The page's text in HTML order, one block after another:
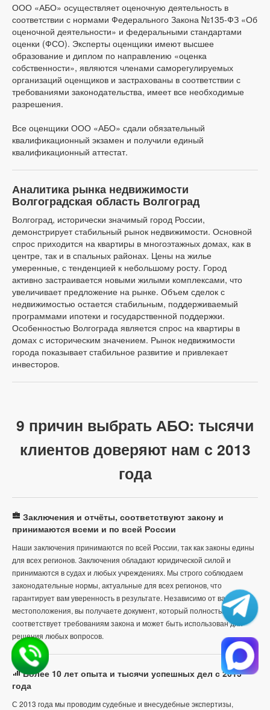
ООО «АБО» осуществляет оценочную деятельность в
соответствии с нормами Федерального Закона №135-ФЗ «Об
оценочной деятельности» и федеральными стандартами
оценки (ФСО). Эксперты оценщики имеют высшее
образование и диплом по направлению «оценка
собственности», являются членами саморегулируемых
организаций оценщиков и застрахованы в соответствии с
требованиями законодательства, имеет все необходимые
разрешения.
Все оценщики ООО «АБО» сдали обязательный
квалификационный экзамен и получили единый
квалификационный аттестат.
Аналитика рынка недвижимости
Волгоградская область Волгоград
Волгоград, исторически значимый город России,
демонстрирует стабильный рынок недвижимости. Основной
спрос приходится на квартиры в многоэтажных домах, как в
центре, так и в спальных районах. Цены на жилье
умеренные, с тенденцией к небольшому росту. Город
активно застраивается новыми жилыми комплексами, что
увеличивает предложение на рынке. Объем сделок с
недвижимостью остается стабильным, поддерживаемый
программами ипотеки и государственной поддержки.
Особенностью Волгограда является спрос на квартиры в
домах с историческим значением. Рынок недвижимости
города показывает стабильное развитие и привлекает
инвесторов.
9 причин выбрать АБО: тысячи
клиентов доверяют нам с 2013
года
Заключения и отчёты, соответствуют закону и
принимаются всеми и по всей России
Наши заключения принимаются по всей России, так как законы едины
для всех регионов. Заключения обладают юридической силой и
принимаются в судах и любых учреждениях. Мы строго соблюдаем
законодательные нормы, актуальные для всех регионов, что
гарантирует вам уверенность в результате. Независимо от вашего
местоположения, вы получаете документ, который полностью
соответствует требованиям закона и может быть использован для
решения любых вопросов.
Более 10 лет опыта и тысячи успешных дел с 2013
года
С 2013 года мы проводим судебные и внесудебные экспертизы,